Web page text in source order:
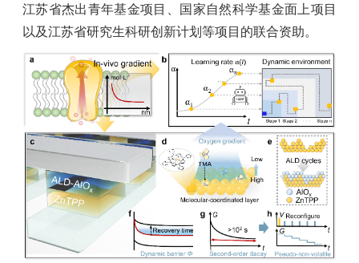
江苏省杰出青年基金项目、国家自然科学基金面上项目
以及江苏省研究生科研创新计划等项目的联合资助。